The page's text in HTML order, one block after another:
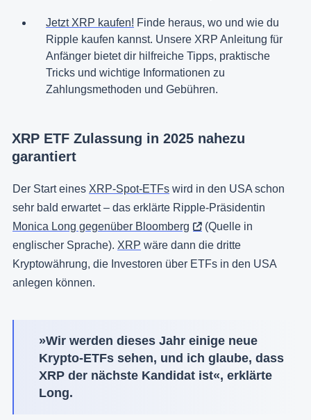
Jetzt XRP kaufen! Finde heraus, wo und wie du
Ripple kaufen kannst. Unsere XRP Anleitung für
Anfänger bietet dir hilfreiche Tipps, praktische
Tricks und wichtige Informationen zu
Zahlungsmethoden und Gebühren.
XRP ETF Zulassung in 2025 nahezu
garantiert
Der Start eines XRP-Spot-ETFs wird in den USA schon
sehr bald erwartet – das erklärte Ripple-Präsidentin
Monica Long gegenüber Bloomberg
(Quelle in
englischer Sprache). XRP wäre dann die dritte
Kryptowährung, die Investoren über ETFs in den USA
anlegen können.
»Wir werden dieses Jahr einige neue
Krypto-ETFs sehen, und ich glaube, dass
XRP der nächste Kandidat ist«, erklärte
Long.